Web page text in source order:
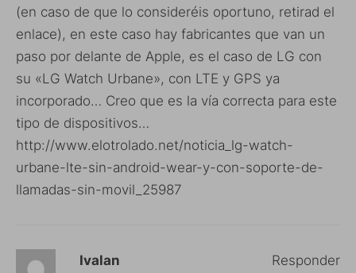
(en caso de que lo consideréis oportuno, retirad el
enlace), en este caso hay fabricantes que van un
paso por delante de Apple, es el caso de LG con
su «LG Watch Urbane», con LTE y GPS ya
incorporado… Creo que es la vía correcta para este
tipo de dispositivos…
http://www.elotrolado.net/noticia_lg-watch-
urbane-lte-sin-android-wear-y-con-soporte-de-
llamadas-sin-movil_25987
Ivalan Responder